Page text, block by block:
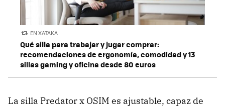
EN XATAKA
Qué silla para trabajar y jugar comprar:
recomendaciones de ergonomía, comodidad y 13
sillas gaming y oficina desde 80 euros
La silla Predator x OSIM es ajustable, capaz de